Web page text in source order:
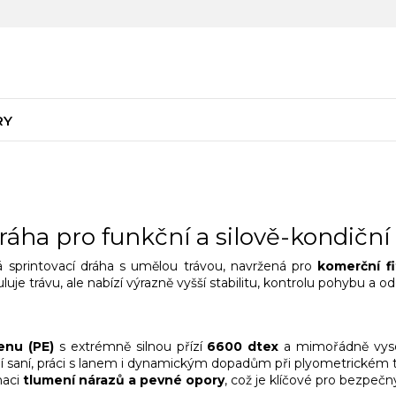
pro funkční a silově-
dráha s umělou trávou, navržená pro komerční
trávu, ale nabízí výrazně vyšší stabilitu, kontrolu pohybu a
(PE) s extrémně silnou přízí 6600 dtex a mimořádně
práci s lanem i dynamickým dopadům při plyometrickém
tlumení nárazů a pevné opory, což je klíčové pro